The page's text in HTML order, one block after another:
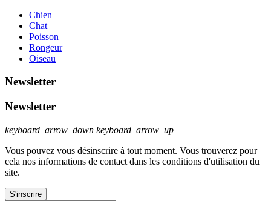
Chien
Chat
Poisson
Rongeur
Oiseau
Newsletter
Newsletter
keyboard_arrow_down keyboard_arrow_up
Vous pouvez vous désinscrire à tout moment. Vous trouverez pour
cela nos informations de contact dans les conditions d'utilisation du
site.